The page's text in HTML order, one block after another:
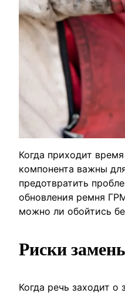
Когда приходит
компонента важны
предотвратить
обновления ремня
можно ли обойтись
Риски
Когда речь заходит